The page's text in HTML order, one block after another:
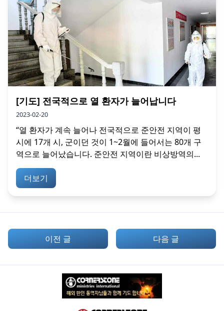
[기도] 전국적으로 열 환자가 늘어납니다
2023-02-20
“열 환자가 계속 늘어나 전국적으로 준안전 지역이 평
시에 17개 시, 군이던 것이 1~2월에 들어서는 80개 구
역으로 늘어났습니다. 준안전 지역이란 비상방역의...
더보기
이전 글 다음 글